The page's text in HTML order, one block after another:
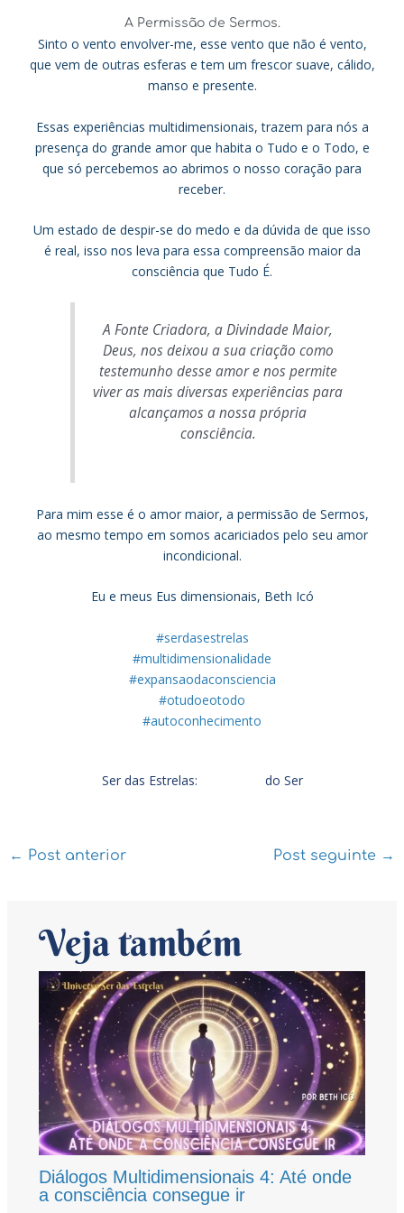
A Permissão de Sermos.
Sinto o vento envolver-me, esse vento que não é vento,
que vem de outras esferas e tem um frescor suave, cálido,
manso e presente.
Essas experiências multidimensionais, trazem para nós a
presença do grande amor que habita o Tudo e o Todo, e
que só percebemos ao abrimos o nosso coração para
receber.
Um estado de despir-se do medo e da dúvida de que isso
é real, isso nos leva para essa compreensão maior da
consciência que Tudo É.
A Fonte Criadora, a Divindade Maior,
Deus, nos deixou a sua criação como
testemunho desse amor e nos permite
viver as mais diversas experiências para
alcançamos a nossa própria
consciência.
Para mim esse é o amor maior, a permissão de Sermos,
ao mesmo tempo em somos acariciados pelo seu amor
incondicional.
Eu e meus Eus dimensionais, Beth Icó
#serdasestrelas
#multidimensionalidade
#expansaodaconsciencia
#otudoeotodo
#autoconhecimento
Ser das Estrelas: do Ser
← Post anterior Post seguinte →
Veja também
Diálogos Multidimensionais 4: Até onde
a consciência consegue ir